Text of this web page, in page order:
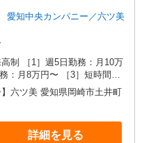
、10：00〜13：30） ※月15
入(8:30〜15:30）
知中央カンパニー／六ツ美
制 ［1］週5日勤務：月10万
：月8万円〜 ［3］短時間勤
1］［2］月額例/完全出来高
） ◎扶養の範囲内OK ◎扶養
入も応相談 働ける時間や環境
慮します。 初めての方・少
お気軽にお問い合わせくだ
】六ツ美 愛知県岡崎市土井町
詳細を見る